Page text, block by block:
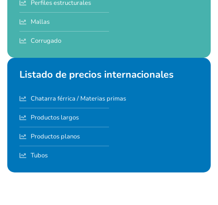
Perfiles estructurales
Mallas
Corrugado
Listado de precios internacionales
Chatarra férrica / Materias primas
Productos largos
Productos planos
Tubos